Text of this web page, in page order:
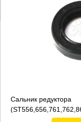
Сальник редуктора